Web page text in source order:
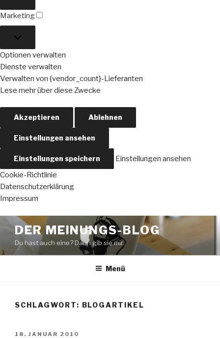
Marketing
Optionen verwalten
Dienste verwalten
Verwalten von {vendor_count}-Lieferanten
Lese mehr über diese Zwecke
Akzeptieren Ablehnen
Einstellungen ansehen
Einstellungen speichern
Einstellungen ansehen
Cookie-Richtlinie
Datenschutzerklärung
Impressum
Zum
Inhalt
springen
DER MEINUNGS-BLOG
Du hast auch eine? Dann gib sie mir..
Menü
SCHLAGWORT: BLOGARTIKEL
VERÖFFENTLICHT
18. JANUAR 2010